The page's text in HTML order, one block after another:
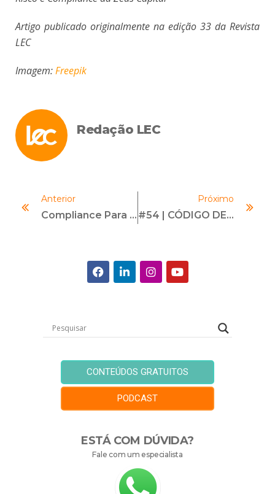
Artigo publicado originalmente na edição 33 da Revista
LEC
Imagem:Freepik
Redação LEC
Anterior
Compliance Para Advogados — O Papel Do Advogado Na Gestão De Riscos
Próximo
#54 | CÓDIGO DE CONDUTA ÉTICA | Com Yaniv Chor
CONTEÚDOS GRATUITOS
PODCAST
ESTÁ COM DÚVIDA?
Fale com um especialista